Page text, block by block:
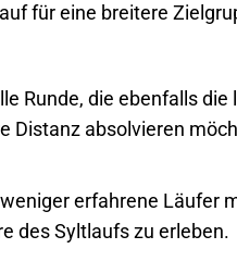
für eine breitere
Runde, die ebenfalls
Distanz absolvieren
erfahrene Läufer
des Syltlaufs zu erleben.